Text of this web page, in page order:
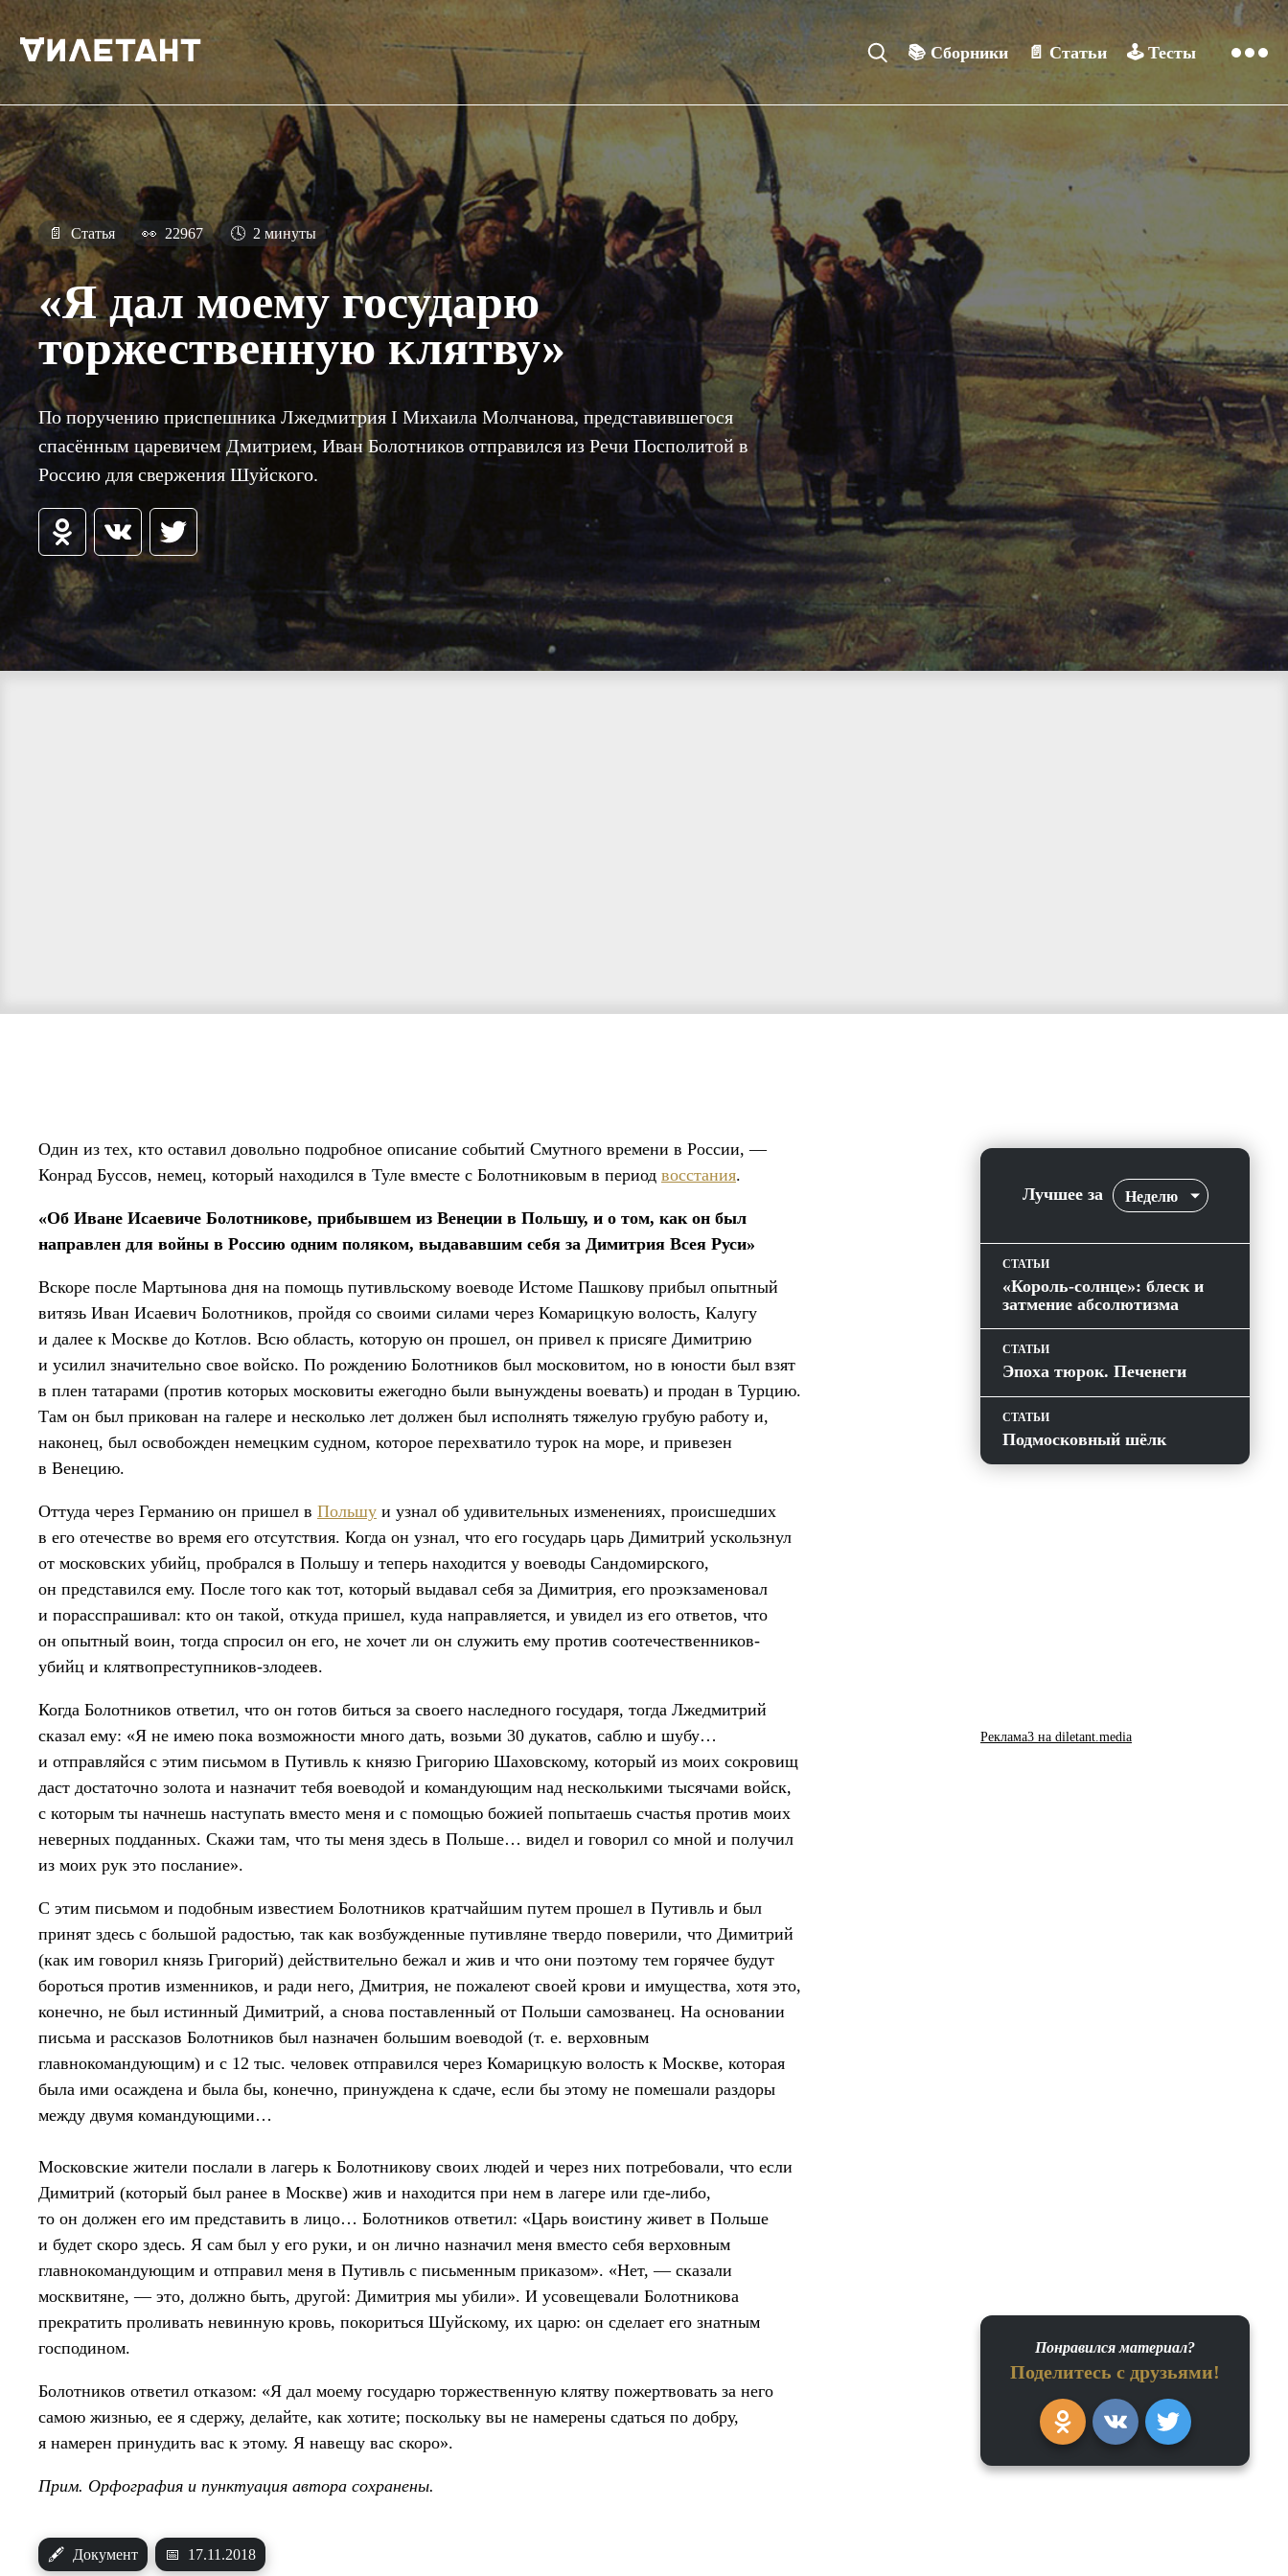
📚 Сборники 📄 Статьи 🕹️ Тесты
📄 Статья 👀 22967 🕓 2 минуты
«Я дал моему государю
торжественную клятву»
По поручению приспешника Лжедмитрия I Михаила Молчанова, представившегося
спасённым царевичем Дмитрием, Иван Болотников отправился из Речи Посполитой в
Россию для свержения Шуйского.
Один из тех, кто оставил довольно подробное описание событий Смутного времени в России, —
Конрад Буссов, немец, который находился в Туле вместе с Болотниковым в период восстания.
«Об Иване Исаевиче Болотникове, прибывшем из Венеции в Польшу, и о том, как он был
направлен для войны в Россию одним поляком, выдававшим себя за Димитрия Всея Руси»
Вскоре после Мартынова дня на помощь путивльскому воеводе Истоме Пашкову прибыл опытный
витязь Иван Исаевич Болотников, пройдя со своими силами через Комарицкую волость, Калугу
и далее к Москве до Котлов. Всю область, которую он прошел, он привел к присяге Димитрию
и усилил значительно свое войско. По рождению Болотников был московитом, но в юности был взят
в плен татарами (против которых московиты ежегодно были вынуждены воевать) и продан в Турцию.
Там он был прикован на галере и несколько лет должен был исполнять тяжелую грубую работу и,
наконец, был освобожден немецким судном, которое перехватило турок на море, и привезен
в Венецию.
Оттуда через Германию он пришел в Польшу и узнал об удивительных изменениях, происшедших
в его отечестве во время его отсутствия. Когда он узнал, что его государь царь Димитрий ускользнул
от московских убийц, пробрался в Польшу и теперь находится у воеводы Сандомирского,
он представился ему. После того как тот, который выдавал себя за Димитрия, его npоэкзаменовал
и порасспрашивал: кто он такой, откуда пришел, куда направляется, и увидел из его ответов, что
он опытный воин, тогда спросил он его, не хочет ли он служить ему против соотечественников-
убийц и клятвопреступников-злодеев.
Когда Болотников ответил, что он готов биться за своего наследного государя, тогда Лжедмитрий
сказал ему: «Я не имею пока возможности много дать, возьми 30 дукатов, саблю и шубу…
и отправляйся с этим письмом в Путивль к князю Григорию Шаховскому, который из моих сокровищ
даст достаточно золота и назначит тебя воеводой и командующим над несколькими тысячами войск,
с которым ты начнешь наступать вместо меня и с помощью божией попытаешь счастья против моих
неверных подданных. Скажи там, что ты меня здесь в Польше… видел и говорил со мной и получил
из моих рук это послание».
С этим письмом и подобным известием Болотников кратчайшим путем прошел в Путивль и был
принят здесь с большой радостью, так как возбужденные путивляне твердо поверили, что Димитрий
(как им говорил князь Григорий) действительно бежал и жив и что они поэтому тем горячее будут
бороться против изменников, и ради него, Дмитрия, не пожалеют своей крови и имущества, хотя это,
конечно, не был истинный Димитрий, а снова поставленный от Польши самозванец. На основании
письма и рассказов Болотников был назначен большим воеводой (т. е. верховным
главнокомандующим) и с 12 тыс. человек отправился через Комарицкую волость к Москве, которая
была ими осаждена и была бы, конечно, принуждена к сдаче, если бы этому не помешали раздоры
между двумя командующими…
Московские жители послали в лагерь к Болотникову своих людей и через них потребовали, что если
Димитрий (который был ранее в Москве) жив и находится при нем в лагере или где-либо,
то он должен его им представить в лицо… Болотников ответил: «Царь воистину живет в Польше
и будет скоро здесь. Я сам был у его руки, и он лично назначил меня вместо себя верховным
главнокомандующим и отправил меня в Путивль с письменным приказом». «Нет, — сказали
москвитяне, — это, должно быть, другой: Димитрия мы убили». И усовещевали Болотникова
прекратить проливать невинную кровь, покориться Шуйскому, их царю: он сделает его знатным
господином.
Болотников ответил отказом: «Я дал моему государю торжественную клятву пожертвовать за него
самою жизнью, ее я сдержу, делайте, как хотите; поскольку вы не намерены сдаться по добру,
я намерен принудить вас к этому. Я навещу вас скоро».
Прим. Орфография и пунктуация автора сохранены.
🖋 Документ 📅 17.11.2018
Лучшее за Неделю
СТАТЬИ
«Король-солнце»: блеск и
затмение абсолютизма
СТАТЬИ
Эпоха тюрок. Печенеги
СТАТЬИ
Подмосковный шёлк
Реклама3 на diletant.media
Понравился материал?
Поделитесь с друзьями!